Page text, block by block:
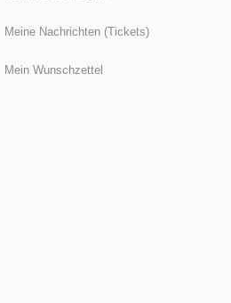
Meine Nachrichten (Tickets)
Mein Wunschzettel